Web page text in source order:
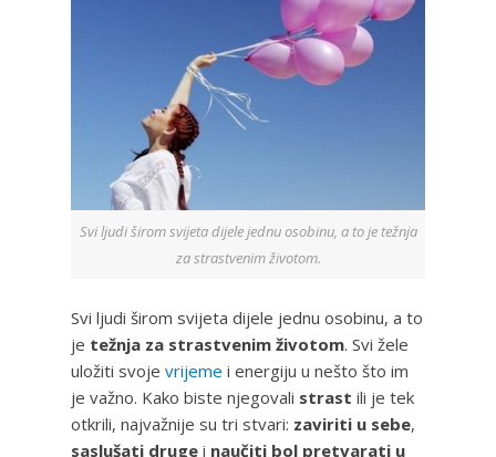
Svi ljudi širom svijeta dijele jednu osobinu, a to je težnja
za strastvenim životom.
Svi ljudi širom svijeta dijele jednu osobinu, a to
je težnja za strastvenim životom. Svi žele
uložiti svoje vrijeme i energiju u nešto što im
je važno. Kako biste njegovali strast ili je tek
otkrili, najvažnije su tri stvari: zaviriti u sebe,
saslušati druge i naučiti bol pretvarati u